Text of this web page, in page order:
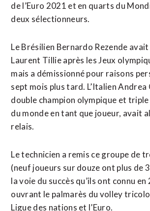
de l’Euro 2021 et en quarts du
deux sélectionneurs.
Le Brésilien Bernardo Rezende avait
Laurent Tillie après les Jeux
mais a démissionné pour raisons
sept mois plus tard. L’Italien Andrea
double champion olympique et triple
du monde en tant que joueur, avait
relais.
Le technicien a remis ce groupe de
(neuf joueurs sur douze ont plus de
la voie du succès qu’ils ont connu en
ouvrant le palmarès du volley
Ligue des nations et l’Euro.